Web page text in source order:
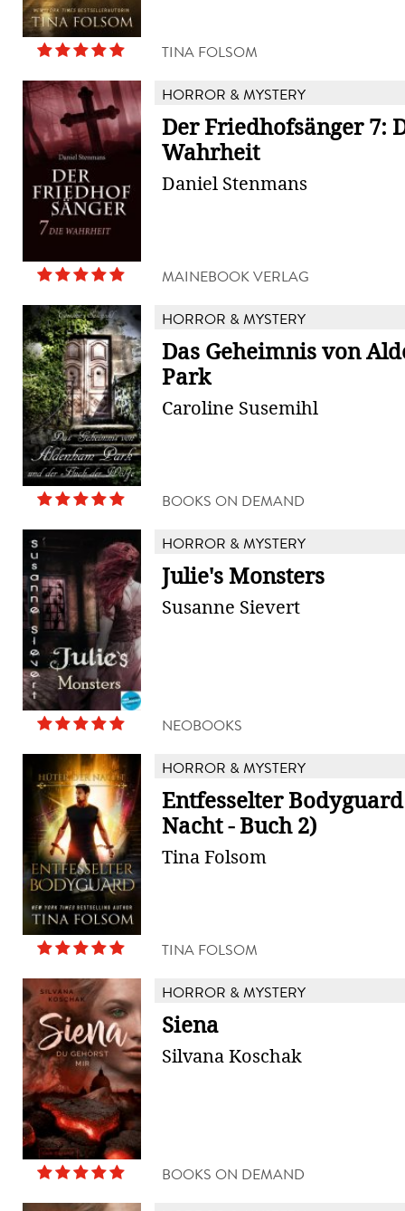
TINA FOLSOM
HORROR & MYSTERY
Der Friedhofsänger 7:
Wahrheit
Daniel Stenmans
MAINEBOOK VERLAG
HORROR & MYSTERY
Das Geheimnis von
Park
Caroline Susemihl
BOOKS ON DEMAND
HORROR & MYSTERY
Julie's Monsters
Susanne Sievert
NEOBOOKS
HORROR & MYSTERY
Entfesselter
Nacht - Buch 2)
Tina Folsom
TINA FOLSOM
HORROR & MYSTERY
Siena
Silvana Koschak
BOOKS ON DEMAND